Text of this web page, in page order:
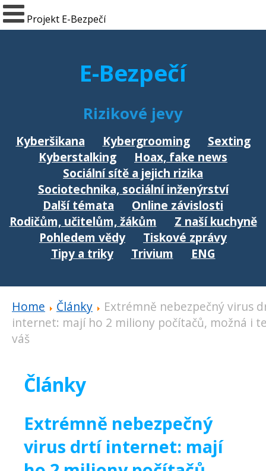
Projekt E-Bezpečí
E-Bezpečí
Rizikové jevy
Kyberšikana Kybergrooming
Sexting
Kyberstalking
Hoax, fake news
Sociální sítě a jejich rizika
Sociotechnika, sociální inženýrství
Další témata
Online závislosti
Rodičům, učitelům, žákům
Z naší kuchyně
Pohledem vědy
Tiskové zprávy
Tipy a triky
Trivium ENG
Home Články
Extrémně nebezpečný virus
internet: mají ho 2 miliony počítačů, možná i
váš
Články
Extrémně nebezpečný
virus drtí internet: mají